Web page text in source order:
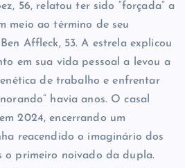
56, relatou ter sido “forçada” a
meio ao término de seu
Affleck, 53. A estrela explicou
em sua vida pessoal a levou a
de trabalho e enfrentar
havia anos. O casal
2024, encerrando um
reacendido o imaginário dos
o primeiro noivado da dupla.